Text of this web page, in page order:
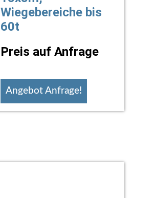
Wiegebereiche bis
60t
Preis auf Anfrage
Angebot Anfrage!